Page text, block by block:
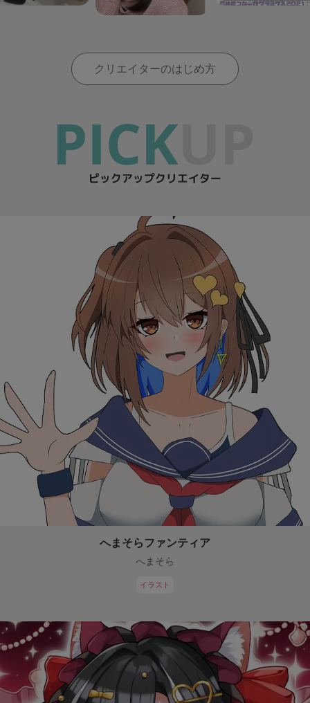
クリエイターのはじめ方
へまそらファンティア
へまそら
イラスト